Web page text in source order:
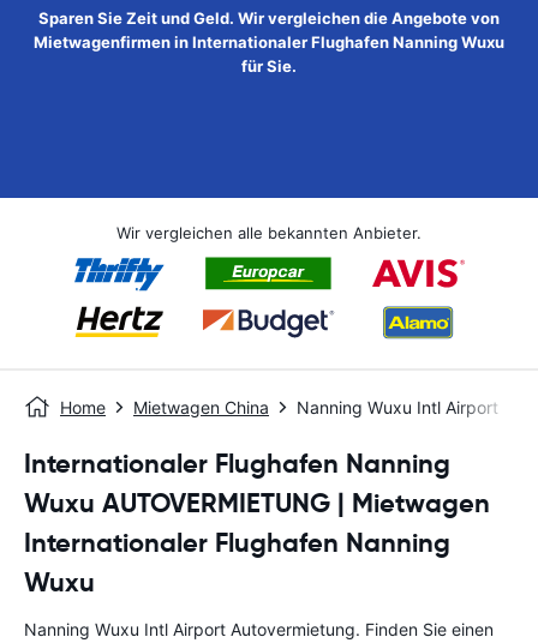
Sparen Sie Zeit und Geld. Wir vergleichen die Angebote von
Mietwagenfirmen in Internationaler Flughafen Nanning Wuxu
für Sie.
Wir vergleichen alle bekannten Anbieter.
Home Mietwagen China Nanning Wuxu Intl Airport
Internationaler Flughafen Nanning
Wuxu AUTOVERMIETUNG | Mietwagen
Internationaler Flughafen Nanning
Wuxu
Nanning Wuxu Intl Airport Autovermietung. Finden Sie einen